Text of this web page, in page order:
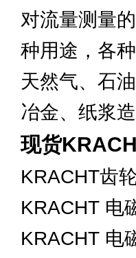
对流量测量
种用途，各
天然气、石
冶金、纸浆
现货
KRACHT齿
KRACHT 电
KRACHT 电